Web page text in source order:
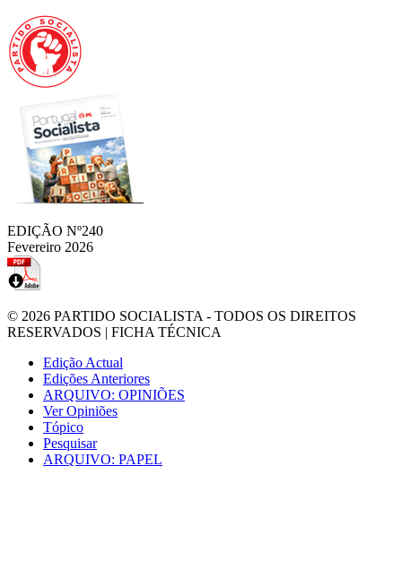
EDIÇÃO Nº240
Fevereiro 2026
© 2026 PARTIDO SOCIALISTA - TODOS OS DIREITOS
RESERVADOS | FICHA TÉCNICA
Edição Actual
Edições Anteriores
ARQUIVO: OPINIÕES
Ver Opiniões
Tópico
Pesquisar
ARQUIVO: PAPEL